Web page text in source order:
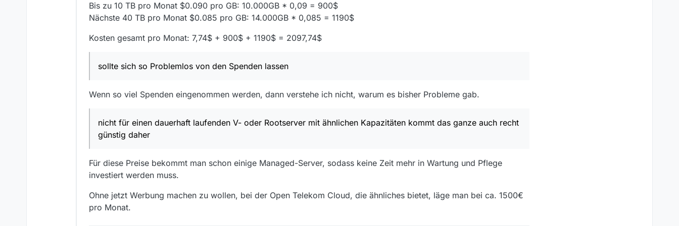
Bis zu 10 TB pro Monat $0.090 pro GB: 10.000GB * 0,09 = 900$
Nächste 40 TB pro Monat $0.085 pro GB: 14.000GB * 0,085 = 1190$
Kosten gesamt pro Monat: 7,74$ + 900$ + 1190$ = 2097,74$
sollte sich so Problemlos von den Spenden lassen
Wenn so viel Spenden eingenommen werden, dann verstehe ich nicht, warum es bisher Probleme gab.
nicht für einen dauerhaft laufenden V- oder Rootserver mit ähnlichen Kapazitäten kommt das ganze auch recht
günstig daher
Für diese Preise bekommt man schon einige Managed-Server, sodass keine Zeit mehr in Wartung und Pflege
investiert werden muss.
Ohne jetzt Werbung machen zu wollen, bei der Open Telekom Cloud, die ähnliches bietet, läge man bei ca. 1500€
pro Monat.